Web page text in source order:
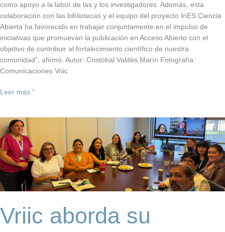
como apoyo a la labor de las y los investigadores. Además, esta
colaboración con las bibliotecas y el equipo del proyecto InES Ciencia
Abierta ha favorecido en trabajar conjuntamente en el impulso de
iniciativas que promuevan la publicación en Acceso Abierto con el
objetivo de contribuir al fortalecimiento científico de nuestra
comunidad”, afirmó. Autor: Cristóbal Valdés Marín Fotografía:
Comunicaciones Vriic
Leer más ”
Vriic aborda su
Vriic
aborda
su
programa
de
Abierta
7°
Encuentro